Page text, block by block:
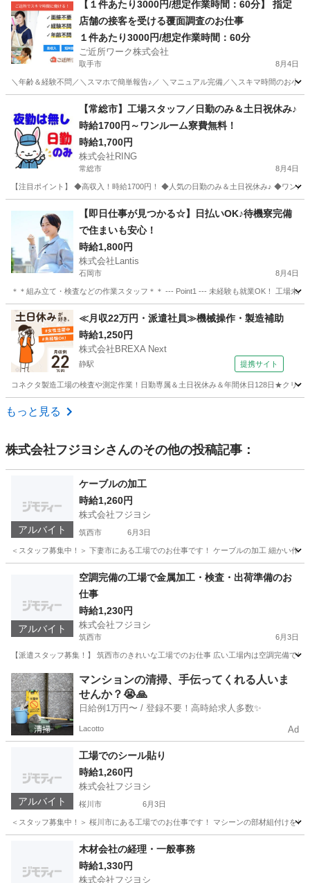
【１件あたり3000円/想定作業時間：60分】 指定
店舗の接客を受ける覆面調査のお仕事
１件あたり3000円/想定作業時間：60分
ご近所ワーク株式会社
取手市 8月4日
＼年齢＆経験不問／＼スマホで簡単報告♪／ ＼マニュアル完備／＼スキマ時間のお小
その他
【常総市】工場スタッフ／日勤のみ＆土日祝休み♪
時給1700円～ワンルーム寮費無料！
時給1,700円
株式会社RING
常総市 8月4日
【注目ポイント】 ◆高収入！時給1700円！ ◆人気の日勤のみ＆土日祝休み♪ ◆ワン
工場 スタッフ
【即日仕事が見つかる☆】日払いOK♪待機寮完備
で住まいも安心！
時給1,800円
株式会社Lantis
石岡市 8月4日
＊＊組み立て・検査などの作業スタッフ＊＊ --- Point1 --- 未経験も就業OK！ 工場未
茨城 石岡市 工場 スタッフ
≪月収22万円・派遣社員≫機械操作・製造補助
時給1,250円
株式会社BREXA Next
静駅 提携サイト
コネクタ製造工場の検査や測定作業！日勤専属＆土日祝休み＆年間休日128日★クリ
茨城 常陸大宮市
もっと見る
株式会社フジヨシさんのその他の投稿記事：
アルバイト
ケーブルの加工
時給1,260円
株式会社フジヨシ
筑西市 6月3日
＜スタッフ募集中！＞ 下妻市にある工場でのお仕事です！ ケーブルの加工 細かい
軽作業 スタッフ
アルバイト
空調完備の工場で金属加工・検査・出荷準備のお
仕事
時給1,230円
株式会社フジヨシ
筑西市 6月3日
【派遣スタッフ募集！】 筑西市のきれいな工場でのお仕事 広い工場内は空調完備で
茨城 筑西市 その他 金属加工
マンションの清掃、手伝ってくれる人いま
せんか？😭🙏
日給例1万円〜 / 登録不要！高時給求人多数✨
Lacotto Ad
アルバイト
工場でのシール貼り
時給1,260円
株式会社フジヨシ
桜川市 6月3日
＜スタッフ募集中！＞ 桜川市にある工場でのお仕事です！ マシーンの部材組付けを
その他 スタッフ
木材会社の経理・一般事務
時給1,330円
株式会社フジヨシ